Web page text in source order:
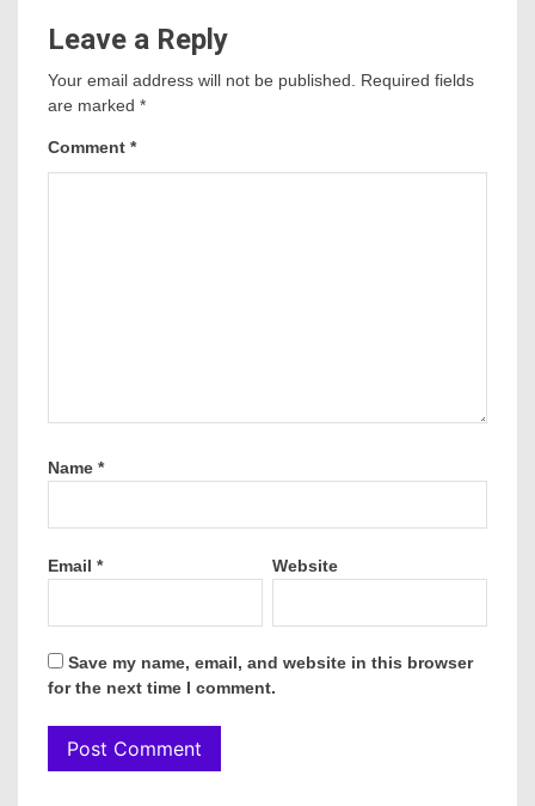
Leave a Reply
Your email address will not be published. Required fields
are marked *
Comment *
Name *
Email * Website
Save my name, email, and website in this browser
for the next time I comment.